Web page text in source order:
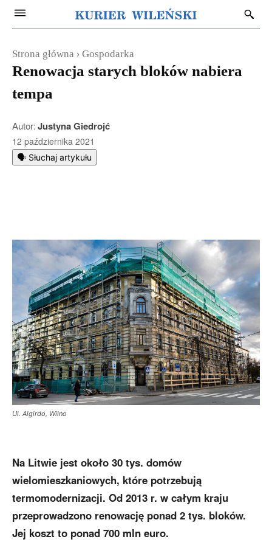
Strona główna Gospodarka
Renowacja starych bloków nabiera
tempa
Autor:Justyna Giedrojć
12 października 2021
🗣️ Słuchaj artykułu
Ul. Algirdo, Wilno
Na Litwie jest około 30 tys. domów
wielomieszkaniowych, które potrzebują
termomodernizacji. Od 2013 r. w całym kraju
przeprowadzono renowację ponad 2 tys. bloków.
Jej koszt to ponad 700 mln euro.